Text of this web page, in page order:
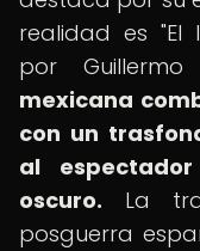
realidad es "El
por
mexicana
con un
al
oscuro. La
posguerra